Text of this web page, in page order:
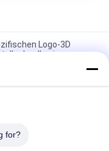
Logo-3D
ein
sechs Platten-
6
des Rand-sechs
for?